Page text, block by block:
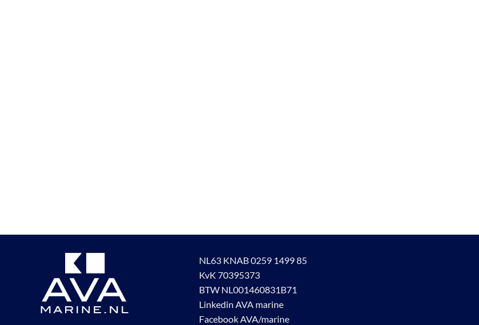
NL63 KNAB 0259 1499 85
KvK 70395373
BTW NL001460831B71
Linkedin AVA marine
Facebook AVA/marine